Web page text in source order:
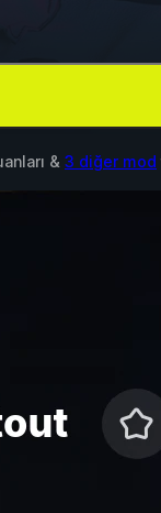
& 3 diğer mod